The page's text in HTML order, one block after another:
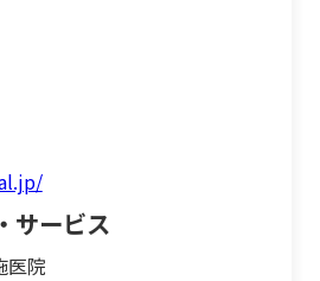
サービス
医院